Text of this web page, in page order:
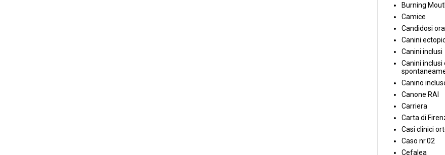
Burning
Camice
Candidosi
Canini
Canini inclusi
Canini inclusi
Canino
Canone RAI
Carriera
Carta di
Casi clinici
Caso nr.02
Cefalea